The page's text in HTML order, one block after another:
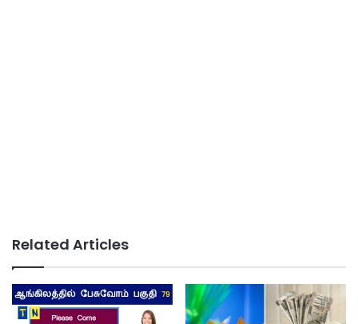
Related Articles